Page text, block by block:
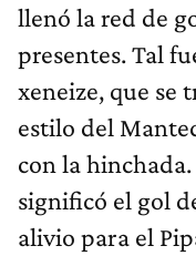
llenó la red de
presentes. Tal
xeneize, que se
estilo del
con la
significó el gol
alivio para el